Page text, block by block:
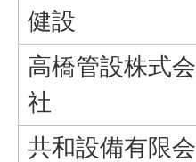
健設
高橋管設株式会
社
共和設備有限会